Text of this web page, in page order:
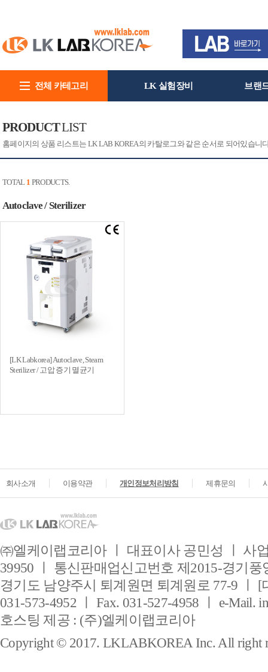
전체 카테고리 LK 실험장비 브랜
PRODUCTLIST
홈페이지의 상품 리스트는 LK LAB KOREA의 카탈로그와 같은 순서로 되어있습
TOTAL 1 PRODUCTS.
Autoclave / Sterilizer
[LK Labkorea] Autoclave, Steam
Sterilizer / 고압 증기 멸균기
회사소개 이용약관 개인정보처리방침 제휴문의
㈜엘케이랩코리아 ㅣ 대표이사 공민성 ㅣ 사
39950 ㅣ 통신판매업신고번호 제2015-경기풍
경기도 남양주시 퇴계원면 퇴계원로 77-9 ㅣ [
031-573-4952 ㅣ Fax. 031-527-4958 ㅣ e-Mail.
호스팅 제공 : (주)엘케이랩코리아
Copyright © 2017. LKLABKOREA Inc. All right